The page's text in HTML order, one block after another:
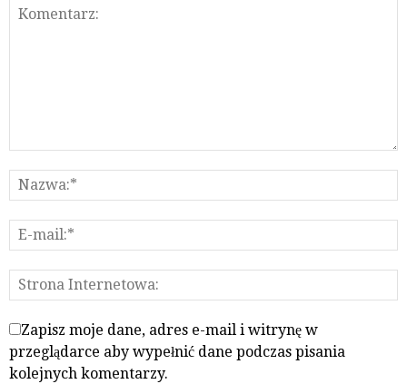
Zapisz moje dane, adres e-mail i witrynę w
przeglądarce aby wypełnić dane podczas pisania
kolejnych komentarzy.